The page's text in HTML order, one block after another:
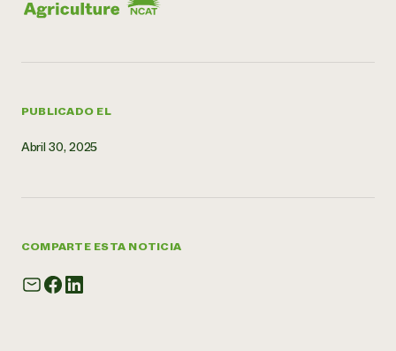
PUBLICADO EL
Abril 30, 2025
COMPARTE ESTA NOTICIA